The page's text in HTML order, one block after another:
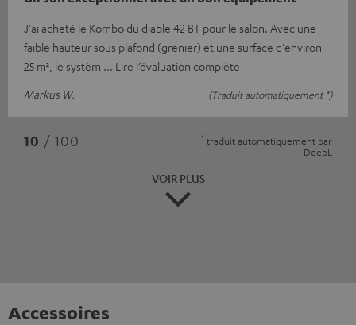
J'ai acheté le Kombo du diable 42 BT pour le salon. Avec une
faible hauteur sous plafond (grenier) et une surface d'environ
25 m², le systèm
Lire l’évaluation complète
Markus W.
(Traduit automatiquement *)
10 / 100 * traduit automatiquement par
DeepL
VOIR PLUS
Accessoires